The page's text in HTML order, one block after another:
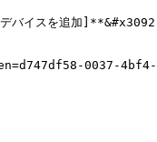
イスを追加]**&#x3092;
0037-